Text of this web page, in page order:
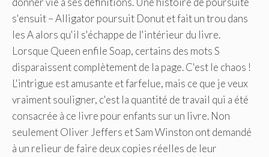
s'ensuit – Alligator poursuit Donut et fait un trou dans
les A alors qu'il s'échappe de l'intérieur du livre.
Lorsque Queen enfile Soap, certains des mots S
disparaissent complètement de la page. C'est le chaos !
L'intrigue est amusante et farfelue, mais ce que je veux
vraiment souligner, c'est la quantité de travail qui a été
consacrée à ce livre pour enfants sur un livre. Non
seulement Oliver Jeffers et Sam Winston ont demandé
à un relieur de faire deux copies réelles de leur